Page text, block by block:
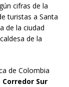
cifras de la
turistas a Santa
de la ciudad
de la
de Colombia
Corredor Sur